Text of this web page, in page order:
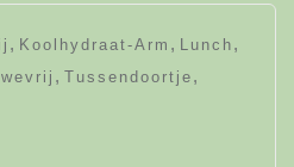
, Koolhydraat-Arm , Lunch ,
, Tussendoortje ,